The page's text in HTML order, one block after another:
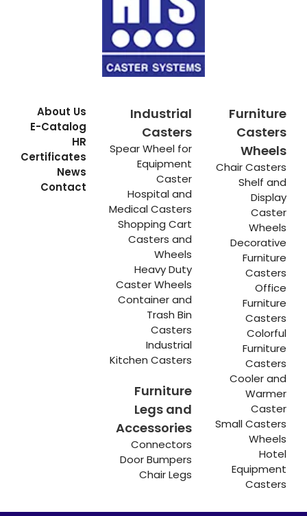
Furniture
Casters
Wheels
Chair Casters
Shelf and
Display
Caster
Wheels
Decorative
Furniture
Casters
Office
Furniture
Casters
Colorful
Furniture
Casters
Cooler and
Warmer
Caster
Small Casters
Wheels
Hotel
Equipment
Casters
Industrial
Casters
Spear Wheel for
Equipment
Caster
Hospital and
Medical Casters
Shopping Cart
Casters and
Wheels
Heavy Duty
Caster Wheels
Container and
Trash Bin
Casters
Industrial
Kitchen Casters
Furniture
Legs and
Accessories
Connectors
Door Bumpers
Chair Legs
About Us
E-Catalog
HR
Certificates
News
Contact